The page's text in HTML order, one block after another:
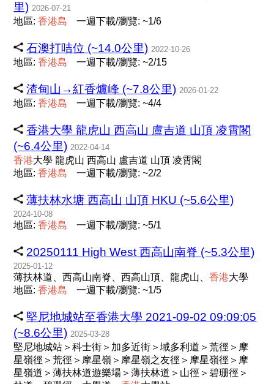
里) 2026-07-21
地區:香港島 一週下載/瀏覽: ~1/6
石澳打咭位 (~14.0公里) 2022-10-26
地區:香港島 一週下載/瀏覽: ~2/15
渣甸山→紅香爐峰 (~7.8公里) 2026-01-22
地區:香港島 一週下載/瀏覽: ~4/4
香港大學 龍虎山 西高山 盧吉道 山頂 凌霄閣
(~6.4公里) 2022-04-14
香港大學 龍虎山 西高山 盧吉道 山頂 凌霄閣
地區:香港島 一週下載/瀏覽: ~2/2
薄扶林水塘 西高山 山頂 HKU (~5.6公里)
2024-10-08
地區:香港島 一週下載/瀏覽: ~5/1
20250111 High West 西高山南脊 (~5.3公里)
2025-01-12
薄扶林道、西高山南脊、西高山頂、龍虎山、香港大學
地區:香港島 一週下載/瀏覽: ~1/5
堅尼地城站至香港大學 2021-09-02 09:09:05
(~8.6公里) 2025-03-28
堅尼地城站＞科士街＞加多近街＞域多利道＞荒徑＞摩
星嶺徑＞荒徑＞摩星嶺＞摩星嶺之友徑＞摩星嶺徑＞摩
星嶺道＞薄扶林道遊樂場＞薄扶林道＞山徑＞碧珊徑＞